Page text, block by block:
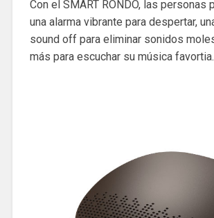
Con el SMART RONDO, las personas
una alarma vibrante para despertar,
sound off para eliminar sonidos
más para escuchar su música favortia.